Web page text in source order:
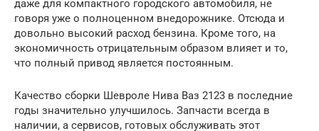
даже для компактного городского автомобиля, не
говоря уже о полноценном внедорожнике. Отсюда и
довольно высокий расход бензина. Кроме того, на
экономичность отрицательным образом влияет и то,
что полный привод является постоянным.
Качество сборки Шевроле Нива Ваз 2123 в последние
годы значительно улучшилось. Запчасти всегда в
наличии, а сервисов, готовых обслуживать этот